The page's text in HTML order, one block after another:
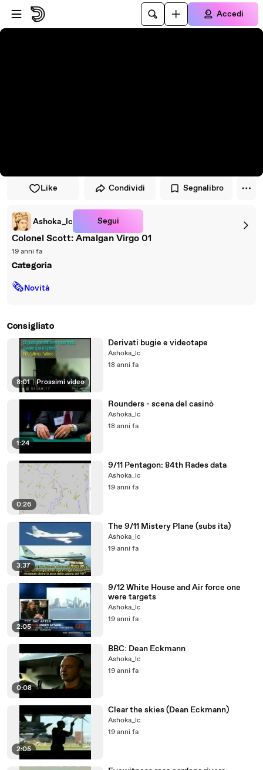
Vai al lettore
Passa al contenuto principale
Accedi
Like Condividi Segnalibro
Ashoka_lc Segui
Colonel Scott: Amalgan Virgo 01
19 anni fa
Categoria
🗞Novità
Consigliato
8:01 | Prossimi video
Derivati bugie e videotape
Ashoka_lc
18 anni fa
1:24
Rounders - scena del casinò
Ashoka_lc
18 anni fa
0:26
9/11 Pentagon: 84th Rades data
Ashoka_lc
19 anni fa
3:37
The 9/11 Mistery Plane (subs ita)
Ashoka_lc
19 anni fa
2:05
9/12 White House and Air force one
were targets
Ashoka_lc
19 anni fa
0:08
BBC: Dean Eckmann
Ashoka_lc
19 anni fa
2:05
Clear the skies (Dean Eckmann)
Ashoka_lc
19 anni fa